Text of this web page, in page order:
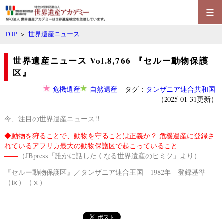
≡
TOP >世界遺産ニュース
世界遺産ニュース Vol.8,766 『セルー動物保護
区』
危機遺産 自然遺産タグ： タンザニア連合共和国
（2025-01-31更新）
今、注目の世界遺産ニュース!!
◆動物を狩ることで、動物を守ることは正義か？ 危機遺産に登録さ
れているアフリカ最大の動物保護区で起こっていること
――（JBpress「誰かに話したくなる世界遺産のヒミツ」より）
『セルー動物保護区』／タンザニア連合王国 1982年 登録基準
（ⅸ）（ⅹ）